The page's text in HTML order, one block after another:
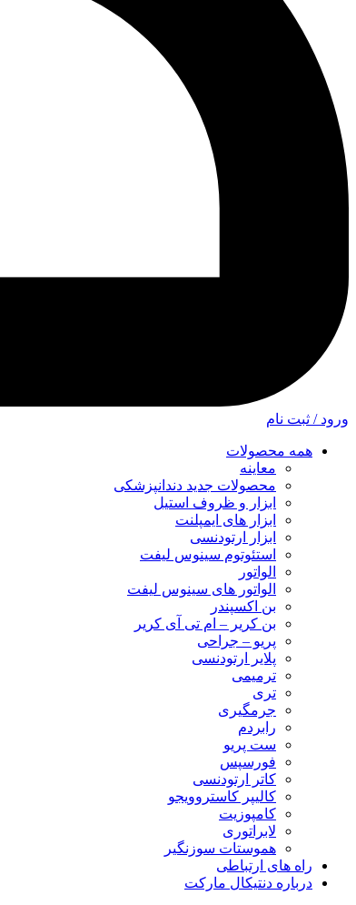
ورود / ثبت نام
همه محصولات
معاینه
محصولات جدید دندانپزشکی
ابزار و ظروف استیل
ابزار های ایمپلنت
ابزار ارتودنسی
استئوتوم سینوس لیفت
الواتور
الواتور های سینوس لیفت
بن اکسپندر
بن کریر – ام تی آی کریر
پریو – جراحی
پلایر ارتودنسی
ترمیمی
تری
جرمگیری
رابردم
ست پریو
فورسپس
کاتر ارتودنسی
کالیپر کاستروویجو
کامپوزیت
لابراتوری
هموستات سوزنگیر
راه های ارتباطی
درباره دنتیکال مارکت